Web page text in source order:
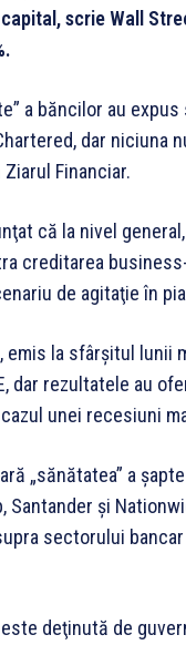
scrie Wall
a băncilor au
dar niciuna
Financiar.
că la nivel
creditarea
de agitaţie în
la sfârşitul lunii
dar rezultatele au
unei recesiuni
„sănătatea” a
Santander şi
sectorului
deţinută de